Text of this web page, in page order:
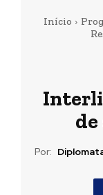
Início
de
Por: